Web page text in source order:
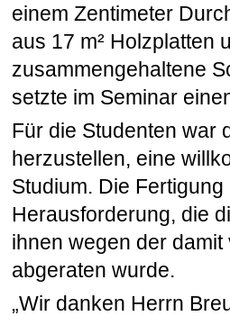
einem Zentimeter
aus 17 m² Holzplatten
zusammengehaltene
setzte im Seminar
Für die Studenten war
herzustellen, eine
Studium. Die
Herausforderung, die
ihnen wegen der
abgeraten wurde.
„Wir danken Herrn